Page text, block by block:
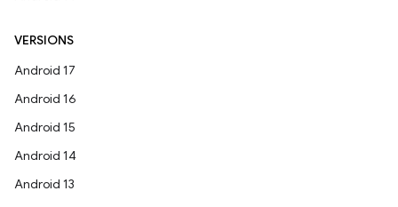
VERSIONS
Android 17
Android 16
Android 15
Android 14
Android 13